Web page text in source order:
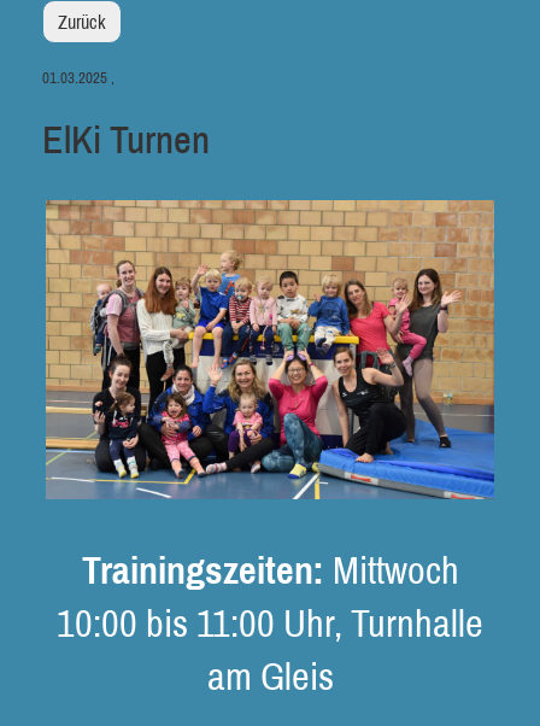
Zurück
01.03.2025 ,
ElKi Turnen
Trainingszeiten: Mittwoch
10:00 bis 11:00 Uhr, Turnhalle
am Gleis